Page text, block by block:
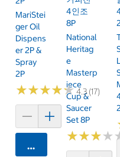
MariStei
Ger Oil
Dispens
Er 2P &
Spray
2P
★★★★★
★★★★★4.3 (17)
카트에 담기
4인조
8P
National
Heritag
E
Masterp
Iece
Cup &
Saucer
Set 8P
★★★★
★★★★